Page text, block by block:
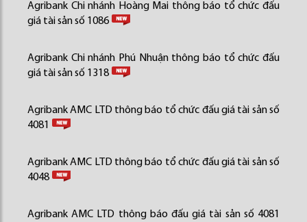
Agribank Chi nhánh Hoàng Mai thông báo tổ chức đấu
giá tài sản số 1086
Agribank Chi nhánh Phú Nhuận thông báo tổ chức đấu
giá tài sản số 1318
Agribank AMC LTD thông báo tổ chức đấu giá tài sản số
4081
Agribank AMC LTD thông báo tổ chức đấu giá tài sản số
4048
Agribank AMC LTD thông báo đấu giá tài sản số 4081